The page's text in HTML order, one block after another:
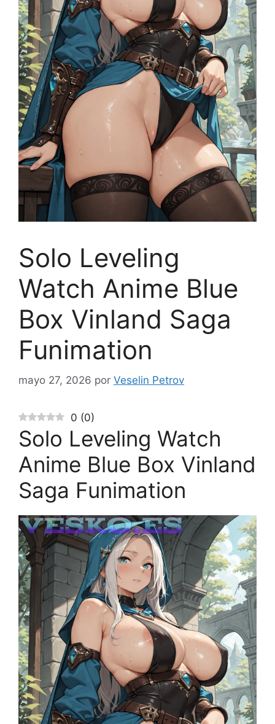
Solo Leveling
Watch Anime Blue
Box Vinland Saga
Funimation
mayo 27, 2026 por Veselin Petrov
0 (0)
Solo Leveling Watch
Anime Blue Box Vinland
Saga Funimation